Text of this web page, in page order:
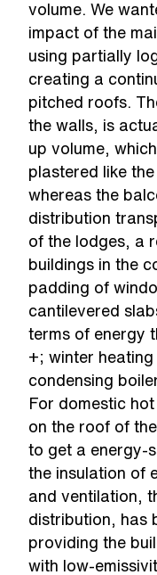
volume. We
impact of the
using partially
creating a
pitched roofs.
the walls, is
up volume,
plastered like
whereas the
distribution
of the lodges, a
buildings in the
padding of
cantilevered
terms of energy
+; winter
condensing
For domestic
on the roof of
to get a energy-
the insulation of
and ventilation,
distribution, has
providing the
with low-